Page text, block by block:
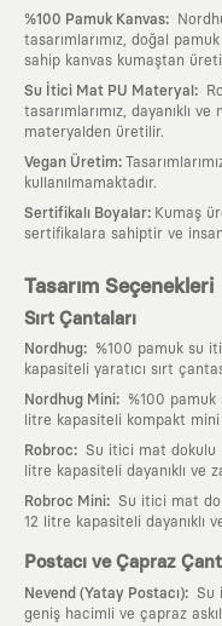
%100 Pamuk Kanvas:
tasarımlarımız, doğal
sahip kanvas kumaştan
Su İtici Mat PU Materyal :
tasarımlarımız, dayanıklı
materyalden üretilir.
Vegan Üretim:
kullanılmamaktadır.
Sertifikalı Boyalar: Kumaş
sertifikalara sahiptir ve insan
Tasarım Seçenekleri
Sırt Çantaları
Nordhug:
%100 pamuk su
kapasiteli yaratıcı sırt
Nordhug Mini:
%100
litre kapasiteli kompakt mini
Robroc: Su itici mat dokulu
litre kapasiteli dayanıklı ve
Robroc Mini: Su itici mat
12 litre kapasiteli dayanıklı
Postacı ve Çapraz
Nevend (Yatay Postacı): Su
geniş hacimli ve çapraz